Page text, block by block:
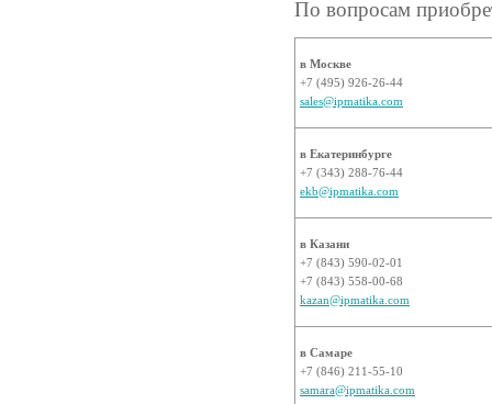
По вопросам
в Москве
+7 (495) 926-26-44
sales@ipmatika.com
в Екатеринбурге
+7 (343) 288-76-44
ekb@ipmatika.com
в Казани
+7 (843) 590-02-01
+7 (843) 558-00-68
kazan@ipmatika.com
в Самаре
+7 (846) 211-55-10
samara@ipmatika.com